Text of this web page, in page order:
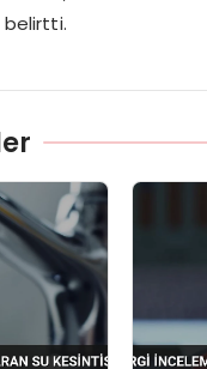
belirtti.